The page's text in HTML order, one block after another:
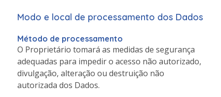
Modo e local de processamento dos Dados
Método de processamento
O Proprietário tomará as medidas de segurança
adequadas para impedir o acesso não autorizado,
divulgação, alteração ou destruição não
autorizada dos Dados.